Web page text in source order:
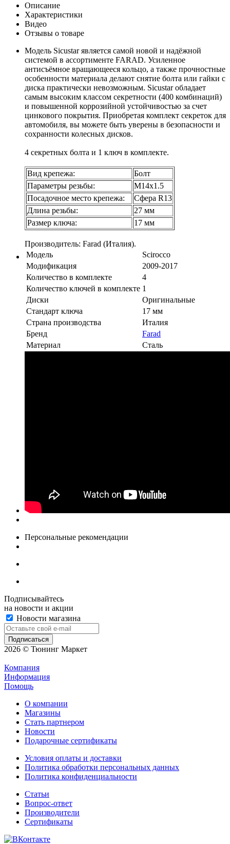
Описание
Характеристики
Видео
Отзывы о товаре
Модель Sicustar является самой новой и надёжной
системой в ассортименте FARAD. Усиленное
антисъёмное вращающееся кольцо, а также прочностные
особенности материала делают снятие болта или гайки с
диска практически невозможным. Sicustar обладает
самым высоким классом секретности (400 комбинаций)
и повышенной коррозийной устойчивостью за счет
цинкового покрытия. Приобретая комплект секреток для
автомобиля, вы можете быть уверены в безопасности и
сохранности колесных дисков.
4 секретных болта и 1 ключ в комплекте.
Вид крепежа:
Болт
Параметры резьбы:
М14х1.5
Посадочное место крепежа:
Сфера R13
Длина резьбы:
27 мм
Размер ключа:
17 мм
Производитель: Farad (Италия).
Модель
Scirocco
Модификация
2009-2017
Количество в комплекте
4
Количество ключей в комплекте 1
Диски
Оригинальные
Стандарт ключа
17 мм
Страна производства
Италия
Бренд
Farad
Материал
Сталь
Персональные рекомендации
Подписывайтесь
на новости и акции
Новости магазина
2026 © Тюнинг Маркет
Компания
Информация
Помощь
О компании
Магазины
Стать партнером
Новости
Подарочные сертификаты
Условия оплаты и доставки
Политика обработки персональных данных
Политика конфиденциальности
Статьи
Вопрос-ответ
Производители
Сертификаты